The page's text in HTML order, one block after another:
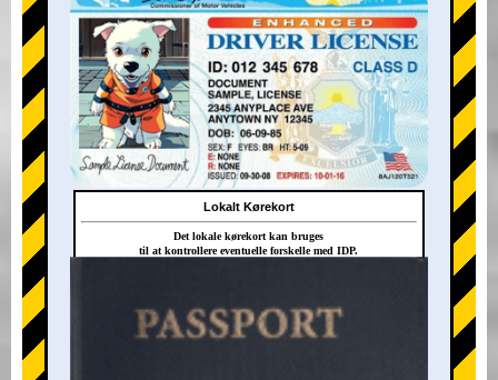
+
Lokalt Kørekort
Det lokale kørekort kan bruges
til at kontrollere eventuelle forskelle med IDP.